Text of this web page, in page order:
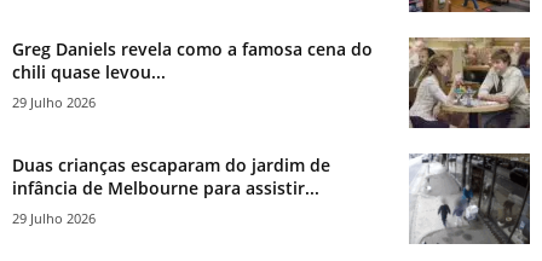
Greg Daniels revela como a famosa cena do
chili quase levou...
29 Julho 2026
Duas crianças escaparam do jardim de
infância de Melbourne para assistir...
29 Julho 2026